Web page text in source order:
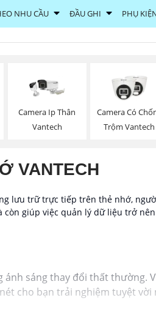
NHU CẦU ĐẦU GHI PHỤ
Camera Ip Thân
Vantech
Camera Có
Trộm Vantech
VANTECH
lưu trữ trực tiếp trên thẻ nhớ,
giúp việc quản lý dữ liệu trở
sáng thay đổi thất thường.
cho bạn trải nghiệm tuyệt vời